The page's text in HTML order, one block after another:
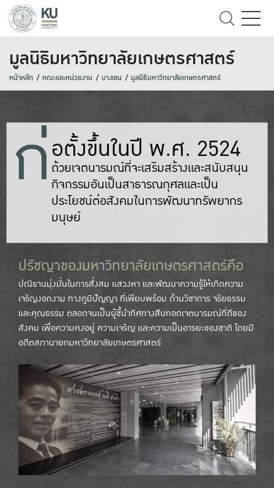
มูลนิธิมหาวิทยาลัยเกษตรศาสตร์
หน้าหลัก คณะและหน่วยงาน บางเขน มูลนิธิมหาวิทยาลัยเกษตรศาสตร์
ก่อตั้งขึ้นในปี พ.ศ. 2524
ด้วยเจตนารมณ์ที่จะเสริมสร้างและสนับสนุน
กิจกรรมอันเป็นสาธารณกุศลและเป็น
ประโยชน์ต่อสังคมในการพัฒนาทรัพยากร
มนุษย์
ปรัชญาของมหาวิทยาลัยเกษตรศาสตร์คือ
ปณิธานมุ่งมั่นในการสั่งสม แสวงหา และพัฒนาความรู้ให้เกิดความ
เจริญงอกงาม ทางภูมิปัญญา ที่เพียบพร้อม ด้านวิชาการ จริยธรรม
และคุณธรรม ตลอดจนเป็นผู้ชี้นำทิศทางสืบทอดเจตนารมณ์ที่ดีของ
สังคม เพื่อความคงอยู่ ความเจริญ และความเป็นอารยะของชาติ โดยมี
อดีตสภานายกมหาวิทยาลัยเกษตรศาสตร์